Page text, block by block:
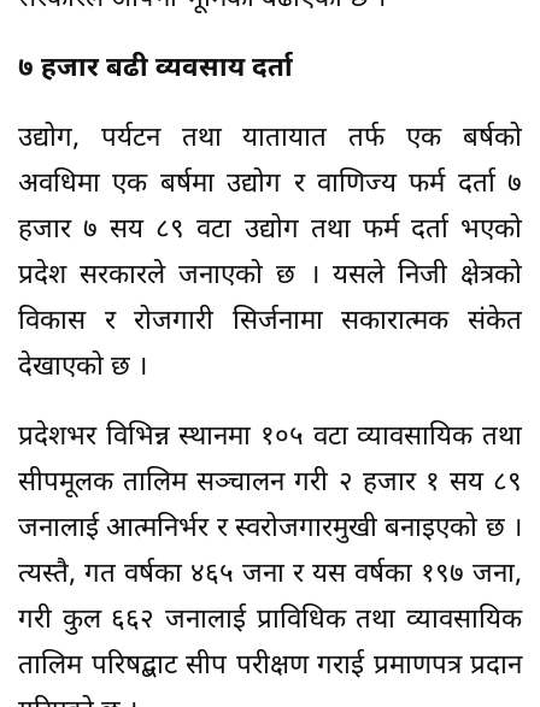
७ हजार बढी व्यवसाय दर्ता
उद्योग, पर्यटन तथा यातायात तर्फ एक बर्षको
अवधिमा एक बर्षमा उद्योग र वाणिज्य फर्म दर्ता ७
हजार ७ सय ८९ वटा उद्योग तथा फर्म दर्ता भएको
प्रदेश सरकारले जनाएको छ । यसले निजी क्षेत्रको
विकास र रोजगारी सिर्जनामा सकारात्मक संकेत
देखाएको छ ।
प्रदेशभर विभिन्न स्थानमा १०५ वटा व्यावसायिक तथा
सीपमूलक तालिम सञ्चालन गरी २ हजार १ सय ८९
जनालाई आत्मनिर्भर र स्वरोजगारमुखी बनाइएको छ ।
त्यस्तै, गत वर्षका ४६५ जना र यस वर्षका १९७ जना,
गरी कुल ६६२ जनालाई प्राविधिक तथा व्यावसायिक
तालिम परिषद्बाट सीप परीक्षण गराई प्रमाणपत्र प्रदान